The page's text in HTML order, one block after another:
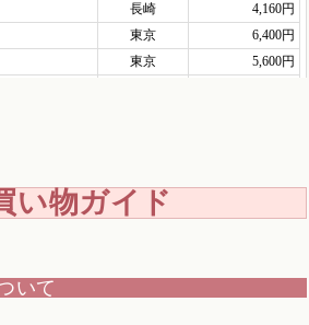
い物ガイド
いて